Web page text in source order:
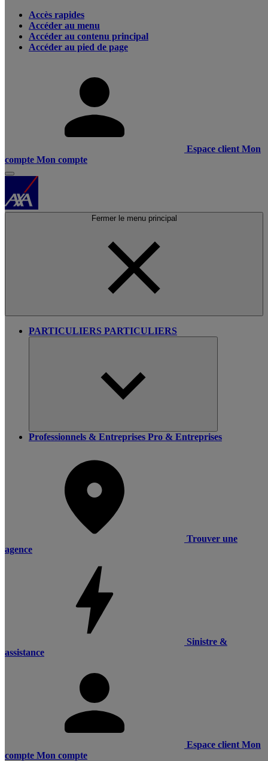
Accès rapides
Accéder au menu
Accéder au contenu principal
Accéder au pied de page
Espace client Mon
compte Mon compte
Fermer le menu principal
PARTICULIERS PARTICULIERS
Professionnels & Entreprises Pro & Entreprises
Trouver une
agence
Sinistre &
assistance
Espace client Mon
compte Mon compte